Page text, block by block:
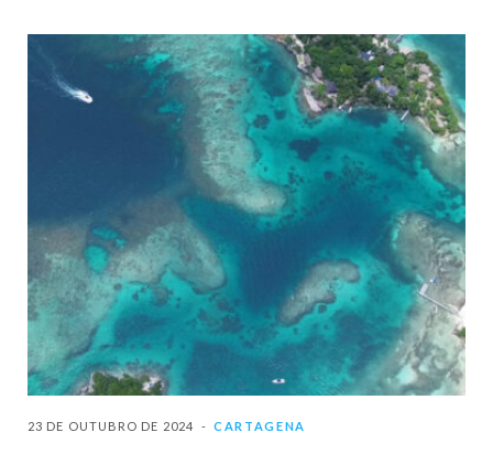
CARTAGENA
23 DE OUTUBRO DE 2024